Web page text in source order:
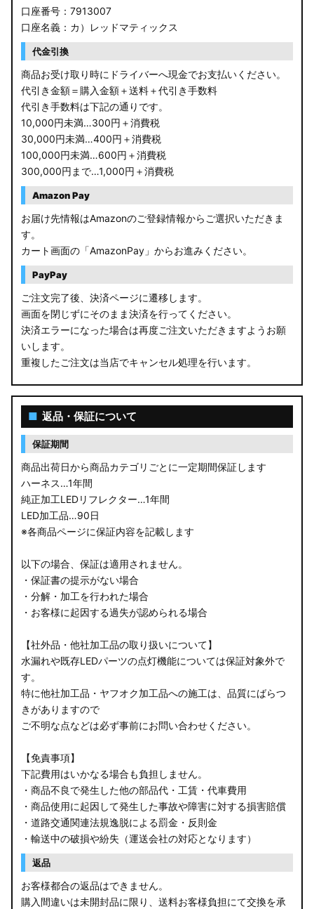
口座番号：7913007
口座名義：カ）レッドマティックス
代金引換
商品お受け取り時にドライバーへ現金でお支払いください。
代引き金額＝購入金額＋送料＋代引き手数料
代引き手数料は下記の通りです。
10,000円未満…300円＋消費税
30,000円未満…400円＋消費税
100,000円未満…600円＋消費税
300,000円まで…1,000円＋消費税
Amazon Pay
お届け先情報はAmazonのご登録情報からご選択いただきま
す。
カート画面の「AmazonPay」からお進みください。
PayPay
ご注文完了後、決済ページに遷移します。
画面を閉じずにそのまま決済を行ってください。
決済エラーになった場合は再度ご注文いただきますようお願
いします。
重複したご注文は当店でキャンセル処理を行います。
■ 返品・保証について
保証期間
商品出荷日から商品カテゴリごとに一定期間保証します
ハーネス…1年間
純正加工LEDリフレクター…1年間
LED加工品…90日
※各商品ページに保証内容を記載します
以下の場合、保証は適用されません。
・保証書の提示がない場合
・分解・加工を行われた場合
・お客様に起因する過失が認められる場合
【社外品・他社加工品の取り扱いについて】
水漏れや既存LEDパーツの点灯機能については保証対象外で
す。
特に他社加工品・ヤフオク加工品への施工は、品質にばらつ
きがありますので
ご不明な点などは必ず事前にお問い合わせください。
【免責事項】
下記費用はいかなる場合も負担しません。
・商品不良で発生した他の部品代・工賃・代車費用
・商品使用に起因して発生した事故や障害に対する損害賠償
・道路交通関連法規逸脱による罰金・反則金
・輸送中の破損や紛失（運送会社の対応となります）
返品
お客様都合の返品はできません。
購入間違いは未開封品に限り、送料お客様負担にて交換を承